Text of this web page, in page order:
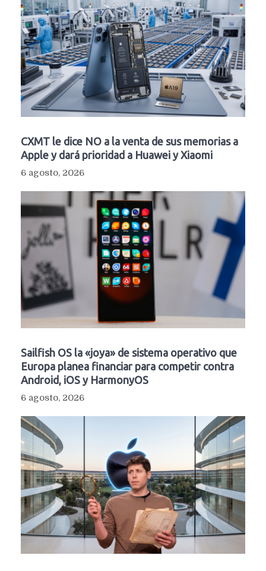
CXMT le dice NO a la venta de sus memorias a
Apple y dará prioridad a Huawei y Xiaomi
6 agosto, 2026
Sailfish OS la «joya» de sistema operativo que
Europa planea financiar para competir contra
Android, iOS y HarmonyOS
6 agosto, 2026